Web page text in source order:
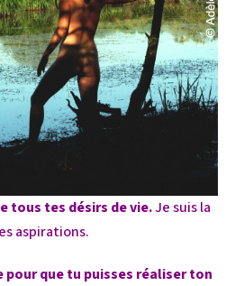
tous tes désirs de vie.Je suis la
aspirations.
pour que tu puisses réaliser ton